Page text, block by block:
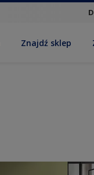
Znajdź sklep